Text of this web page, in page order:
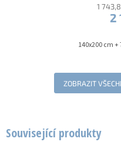
Související produkty
1
2
140x200 cm +
ZOBRAZIT